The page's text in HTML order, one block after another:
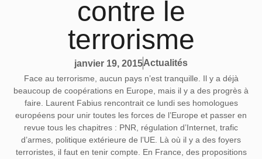
contre le
terrorisme
janvier 19, 2015Actualités
Face au terrorisme, aucun pays n’est tranquille. Il y a déjà
beaucoup de coopérations en Europe, mais il y a des progrès à
faire. Laurent Fabius rencontrait ce lundi ses homologues
européens pour unir toutes les forces de l’Europe et passer en
revue tous les chapitres : PNR, régulation d’Internet, trafic
d’armes, politique extérieure de l’UE. Là où il y a des foyers
terroristes, il faut en tenir compte. En France, des propositions